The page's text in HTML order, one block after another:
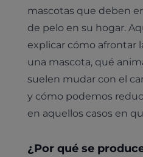
mascotas que deben
de pelo en su hogar.
explicar cómo afrontar
una mascota, qué
suelen mudar con el
y cómo podemos
en aquellos casos en
¿Por qué se